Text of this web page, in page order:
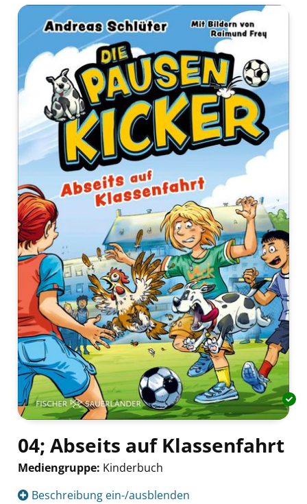
04; Abseits auf Klassenfahrt
Mediengruppe: Kinderbuch
Beschreibung ein-/ausblenden